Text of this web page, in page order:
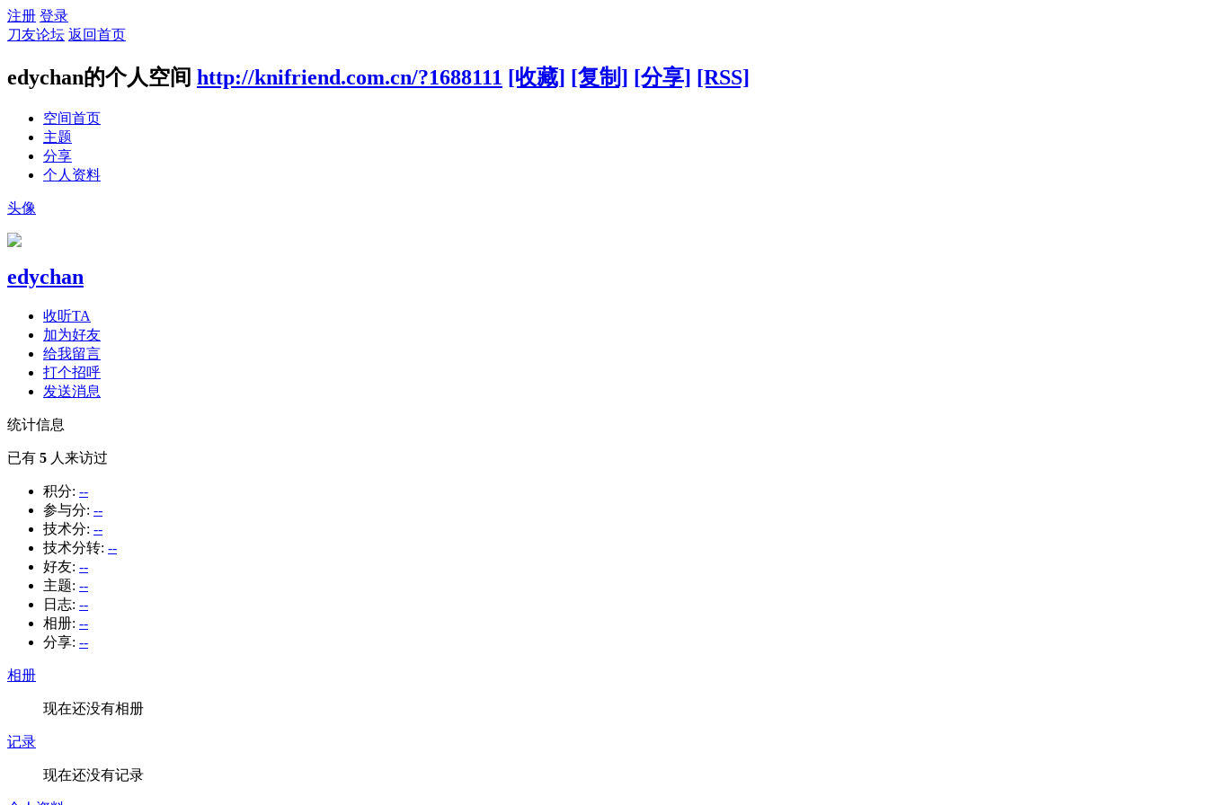
注册 登录
刀友论坛 返回首页
edychan的个人空间 http://knifriend.com.cn/?1688111 [收藏] [复制] [分享] [RSS]
空间首页
主题
分享
个人资料
头像
edychan
收听TA
加为好友
给我留言
打个招呼
发送消息
统计信息
已有 5 人来访过
积分: --
参与分: --
技术分: --
技术分转: --
好友: --
主题: --
日志: --
相册: --
分享: --
相册
现在还没有相册
记录
现在还没有记录